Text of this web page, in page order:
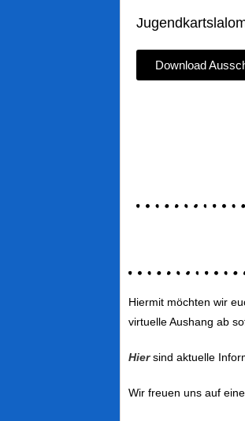
Download
Hiermit möchten wir
virtuelle Aushang ab
Hiersind aktuelle
Wir freuen uns auf